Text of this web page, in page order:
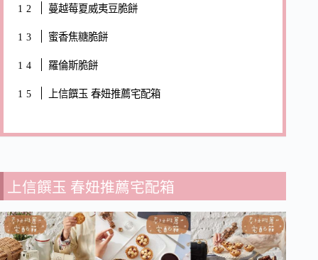
蔓越莓夏威夷豆脆餅
蜜香焦糖脆餅
羅倫斯脆餅
上信饌玉 春妞推薦宅配箱
上信饌玉 春妞推薦宅配箱